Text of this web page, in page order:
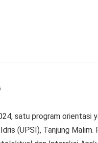
satu program orientasi
(UPSI), Tanjung